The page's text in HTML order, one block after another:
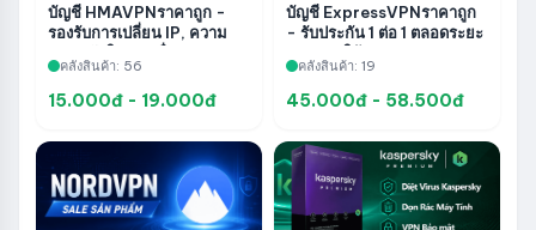
บัญชี HMAVPNราคาถูก -
รองรับการเปลี่ยน IP, ความ
การเข้าถึงส่วนตัว
คลังสินค้า: 56
15.000đ - 19.000đ
บัญชี ExpressVPNราคาถูก
- รับประกัน 1 ต่อ 1 ตลอดระยะ
คลังสินค้า: 19
45.000đ - 58.500đ